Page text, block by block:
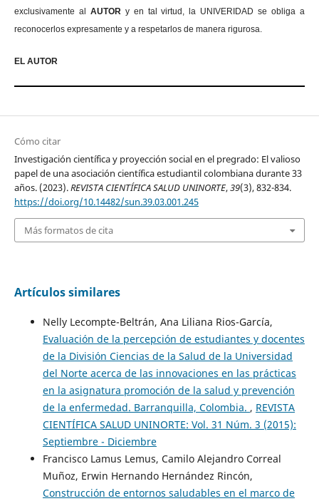
exclusivamente al AUTOR y en tal virtud, la UNIVERIDAD se obliga a
reconocerlos expresamente y a respetarlos de manera rigurosa.
EL AUTOR
Cómo citar
Investigación científica y proyección social en el pregrado: El valioso
papel de una asociación científica estudiantil colombiana durante 33
años. (2023).REVISTA CIENTÍFICA SALUD UNINORTE,39(3), 832-834.
https://doi.org/10.14482/sun.39.03.001.245
Más formatos de cita
Artículos similares
Nelly Lecompte-Beltrán, Ana Liliana Rios-García,
Evaluación de la percepción de estudiantes y docentes
de la División Ciencias de la Salud de la Universidad
del Norte acerca de las innovaciones en las prácticas
en la asignatura promoción de la salud y prevención
de la enfermedad. Barranquilla, Colombia. , REVISTA
CIENTÍFICA SALUD UNINORTE: Vol. 31 Núm. 3 (2015):
Septiembre - Diciembre
Francisco Lamus Lemus, Camilo Alejandro Correal
Muñoz, Erwin Hernando Hernández Rincón,
Construcción de entornos saludables en el marco de